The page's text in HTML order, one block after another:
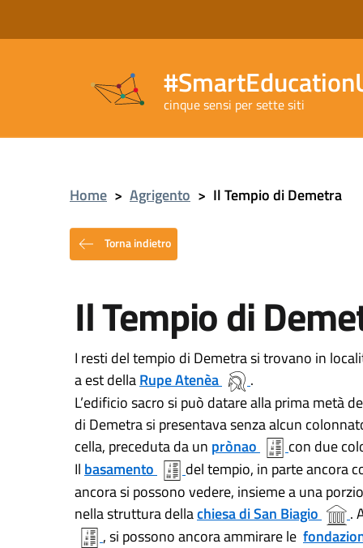
cinque sensi per sette siti
Home > Agrigento > Il Tempio di Demetra
Torna indietro
Il Tempio di
I resti del tempio di Demetra si trovano in
a est dellaRupe Atenèa
.
L’edificio sacro si può datare alla prima metà
di Demetra si presentava senza alcun
cella, preceduta da un prònao
con due
Il basamento
del tempio, in parte ancora
ancora si possono vedere, insieme a una
nella struttura dellachiesa di San Biagio
.
, si possono ancora ammirare le